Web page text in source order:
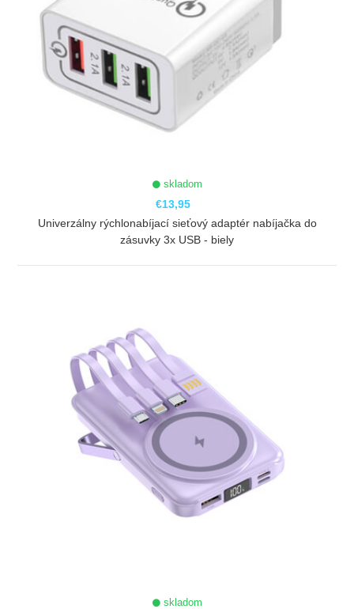
skladom
€13,95
Univerzálny rýchlonabíjací sieťový adaptér nabíjačka do
zásuvky 3x USB - biely
skladom